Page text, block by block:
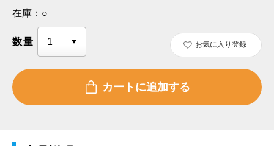
在庫： ○
数量 お気に入り登録